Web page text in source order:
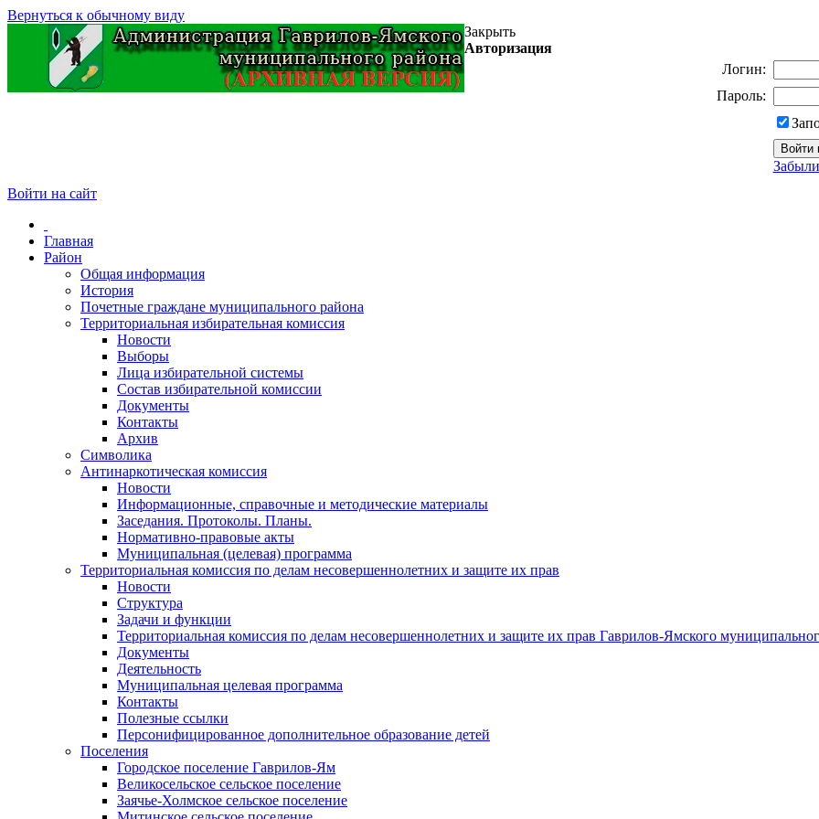
Вернуться к обычному виду
Закрыть
Авторизация
Логин:
Пароль:
Войти на сайт
Главная
Район
Общая информация
История
Почетные граждане муниципального района
Территориальная избирательная комиссия
Новости
Выборы
Лица избирательной системы
Состав избирательной комиссии
Документы
Контакты
Архив
Символика
Антинаркотическая комиссия
Новости
Информационные, справочные и методические материалы
Заседания. Протоколы. Планы.
Нормативно-правовые акты
Муниципальная (целевая) программа
Территориальная комиссия по делам несовершеннолетних и защите их прав
Новости
Структура
Задачи и функции
Территориальная комиссия по делам несовершеннолетних и защите их прав Гаврилов-Ямского
Документы
Деятельность
Муниципальная целевая программа
Контакты
Полезные ссылки
Персонифицированное дополнительное образование детей
Поселения
Городское поселение Гаврилов-Ям
Великосельское сельское поселение
Заячье-Холмское сельское поселение